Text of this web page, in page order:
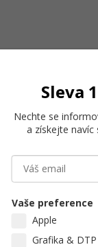
Sleva
Nechte se
a získejte navíc
Vaše preference
Apple
Grafika & DTP